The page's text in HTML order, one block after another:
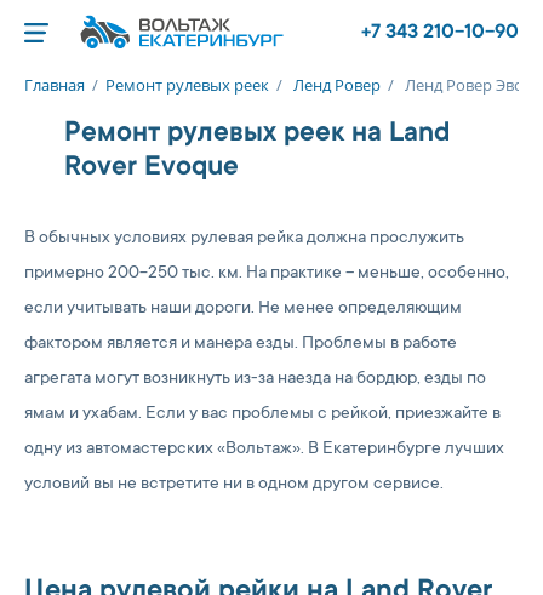
+7 343 210-10-90
Главная / Ремонт рулевых реек / Ленд Ровер / Ленд Ровер Эвок
Ремонт рулевых реек на Land
Rover Evoque
В обычных условиях рулевая рейка должна прослужить
примерно 200-250 тыс. км. На практике – меньше, особенно,
если учитывать наши дороги. Не менее определяющим
фактором является и манера езды. Проблемы в работе
агрегата могут возникнуть из-за наезда на бордюр, езды по
ямам и ухабам. Если у вас проблемы с рейкой, приезжайте в
одну из автомастерских «Вольтаж». В Екатеринбурге лучших
условий вы не встретите ни в одном другом сервисе.